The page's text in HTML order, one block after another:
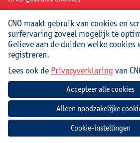
Begeleiding
Zoals veel germanisten ‘rolde’
studies het onderwijs in. De
filmforum wakkerde zijn filmpassie
behaalde hij zijn master Film en
Sindsdien combineert hij zijn
(filmstof.be), zijn eigen
Praktisch
Deze nascholing is afgelast.
CNO maakt gebruik van cookies en
surfervaring zoveel mogelijk te
Gelieve aan de duiden welke cookies
registreren.
Lees ook de Privacyverklaring van
Cookie-instellingen